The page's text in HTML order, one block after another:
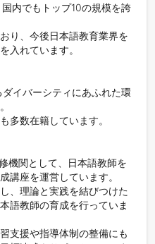
内でもトップ10の規模を誇
り、今後日本語教育業界を
入れています。
イバーシティにあふれた環
多数在籍しています。
機関として、日本語教師を
講座を運営しています。
、理論と実践を結びつけた
語教師の育成を行っていま
支援や指導体制の整備にも